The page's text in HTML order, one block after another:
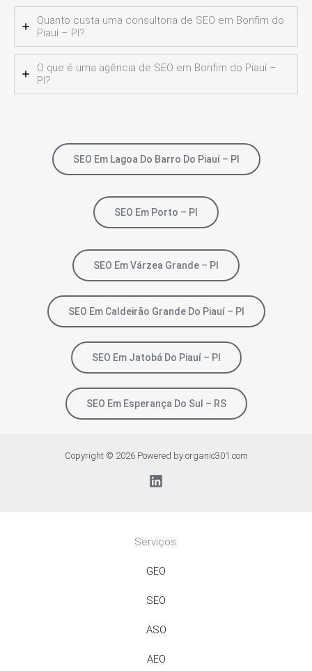
Quanto custa uma consultoria de SEO em Bonfim do
Piauí – PI?
O que é uma agência de SEO em Bonfim do Piauí –
PI?
SEO Em Lagoa Do Barro Do Piauí – PI
SEO Em Porto – PI
SEO Em Várzea Grande – PI
SEO Em Caldeirão Grande Do Piauí – PI
SEO Em Jatobá Do Piauí – PI
SEO Em Esperança Do Sul – RS
Copyright © 2026 Powered by organic301.com
Serviços:
GEO
SEO
ASO
AEO